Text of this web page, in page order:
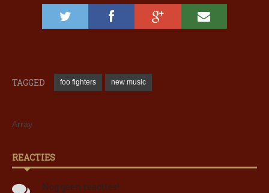
TAGGED foo fighters new music
Array
REACTIES
Nog geen reacties!